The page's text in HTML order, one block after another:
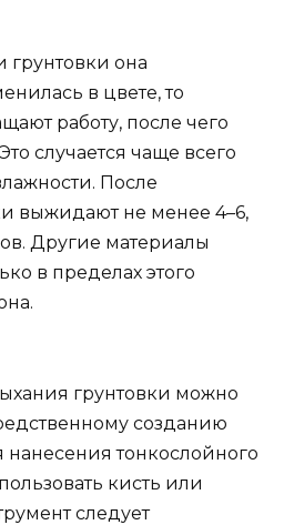
грунтовки она
в цвете, то
работу, после чего
случается чаще всего
После
выжидают не менее 4–6,
Другие материалы
в пределах этого
грунтовки можно
созданию
нанесения тонкослойного
кисть или
следует